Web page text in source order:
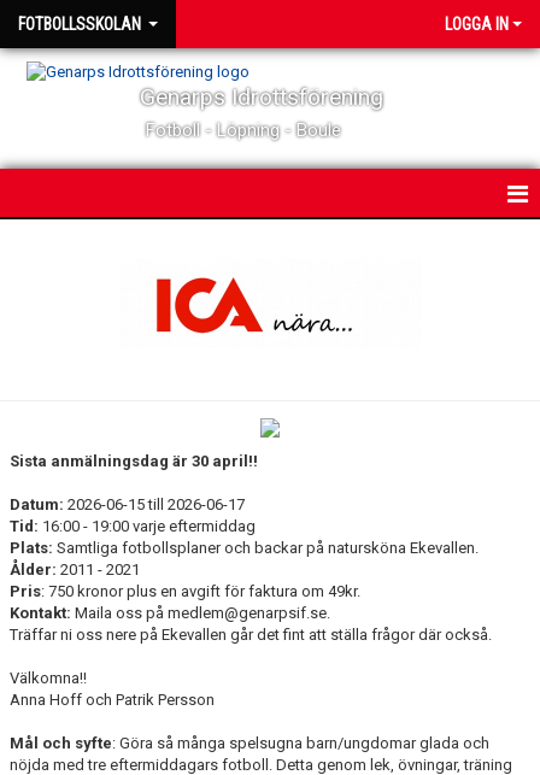
FOTBOLLSSKOLAN LOGGA IN
Genarps Idrottsförening
Fotboll - Löpning - Boule
Sista anmälningsdag är 30 april!!
Datum: 2026-06-15 till 2026-06-17
Tid: 16:00 - 19:00 varje eftermiddag
Plats: Samtliga fotbollsplaner och backar på natursköna Ekevallen.
Ålder: 2011 - 2021
Pris: 750 kronor plus en avgift för faktura om 49kr.
Kontakt: Maila oss på medlem@genarpsif.se.
Träffar ni oss nere på Ekevallen går det fint att ställa frågor där också.
Välkomna!!
Anna Hoff och Patrik Persson
Mål och syfte: Göra så många spelsugna barn/ungdomar glada och
nöjda med tre eftermiddagars fotboll. Detta genom lek, övningar, träning